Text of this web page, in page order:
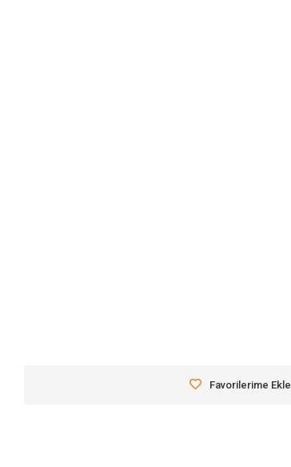
Favorilerime Ekle